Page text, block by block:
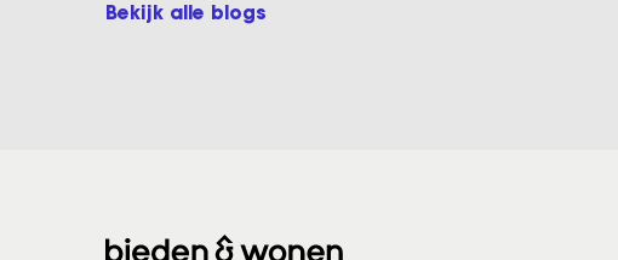
Bekijk alle blogs